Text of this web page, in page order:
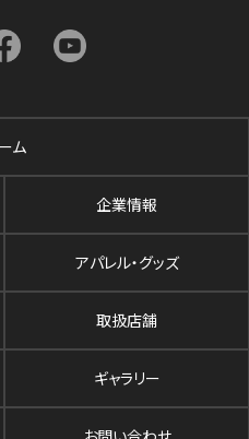
ム
企業情報
アパレル・グッズ
取扱店舗
ギャラリー